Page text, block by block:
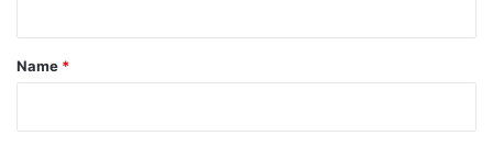
*
Name *